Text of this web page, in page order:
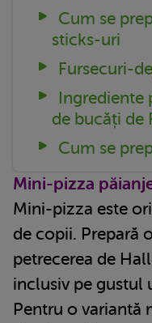
Cum se
sticks-uri
Fursecuri-
Ingrediente
de bucăți de
Cum se
Mini-pizza
Mini-pizza este
de copii. Prepară
petrecerea de
inclusiv pe gustul
Pentru o variantă